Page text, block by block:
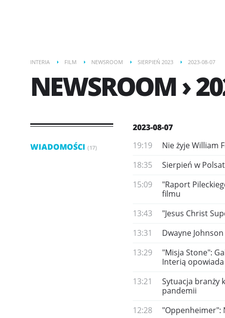
INTERIA FILM NEWSROOM SIERPIEŃ 2023 2023-08-07
NEWSROOM ›
WIADOMOŚCI (17)
2023-08-07
19:19
Nie żyje William
18:35
Sierpień w
15:09
"Raport
filmu
13:43
"Jesus Christ
13:31
Dwayne
13:29
"Misja Stone":
Interią
13:21
Sytuacja branży
pandemii
12:28
"Oppenheimer":